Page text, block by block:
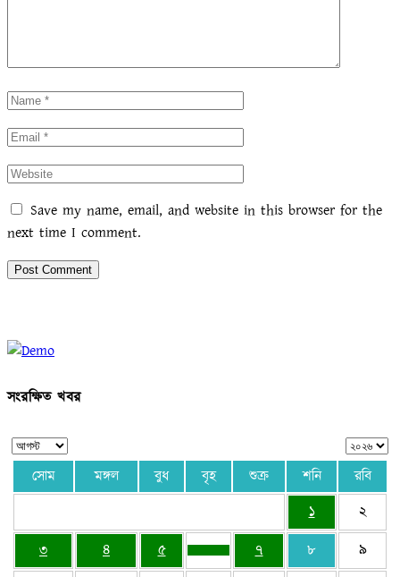
Save my name, email, and website in this browser for the
next time I comment.
সংরক্ষিত খবর
সোম মঙ্গল বুধ বৃহ শুক্র শনি
রবি
১
২
৩
৪ ৫ ৭ ৮
৯